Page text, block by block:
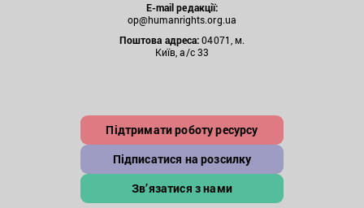
E-mail редакції:
op@humanrights.org.ua
Поштова адреса:04071, м.
Київ, а/с 33
Підтримати роботу ресурсу
Підписатися на розсилку
Зв’язатися з нами